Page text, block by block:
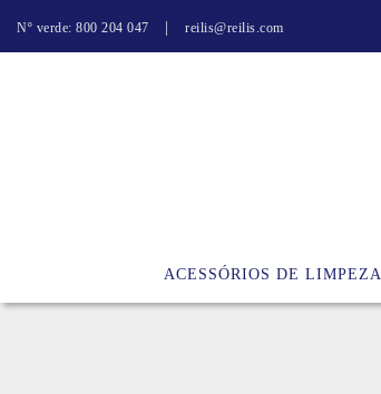
Nº verde: 800 204 047 reilis@reilis.com
ACESSÓRIOS DE LIMPEZA